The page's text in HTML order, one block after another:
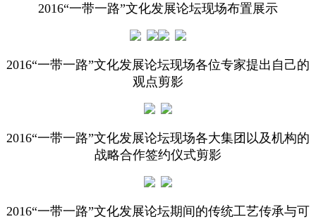
2016“一带一路”文化发展论坛现场布置展示
2016“一带一路”文化发展论坛现场各位专家提出自己的
观点剪影
2016“一带一路”文化发展论坛现场各大集团以及机构的
战略合作签约仪式剪影
2016“一带一路”文化发展论坛期间的传统工艺传承与可